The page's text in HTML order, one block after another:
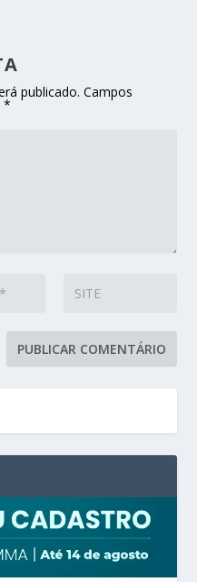
publicado. Campos
*